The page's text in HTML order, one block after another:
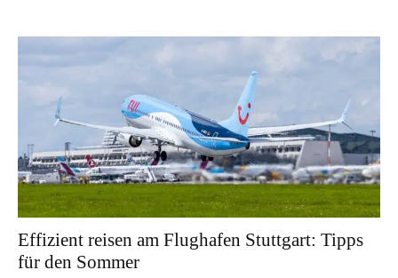
Effizient reisen am Flughafen Stuttgart: Tipps
für den Sommer